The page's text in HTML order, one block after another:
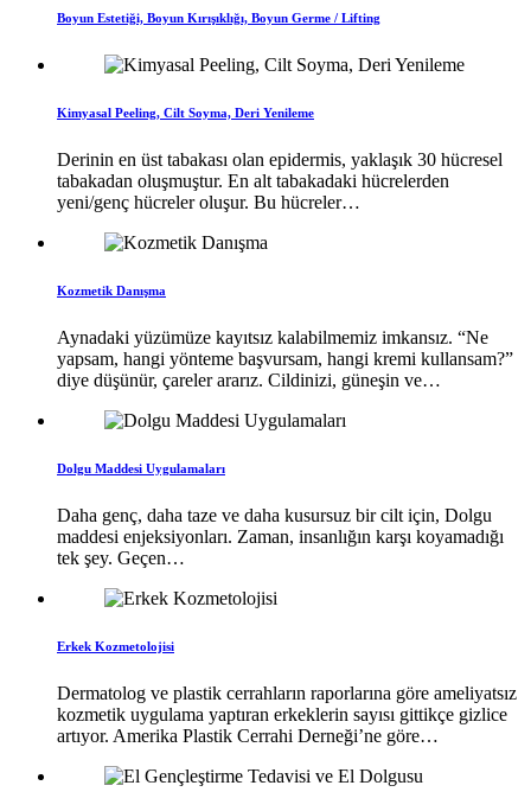
Boyun Estetiği, Boyun Kırışıklığı, Boyun Germe / Lifting
Kimyasal Peeling, Cilt Soyma, Deri Yenileme
Derinin en üst tabakası olan epidermis, yaklaşık 30 hücresel
tabakadan oluşmuştur. En alt tabakadaki hücrelerden
yeni/genç hücreler oluşur. Bu hücreler…
Kozmetik Danışma
Aynadaki yüzümüze kayıtsız kalabilmemiz imkansız. “Ne
yapsam, hangi yönteme başvursam, hangi kremi kullansam?”
diye düşünür, çareler ararız. Cildinizi, güneşin ve…
Dolgu Maddesi Uygulamaları
Daha genç, daha taze ve daha kusursuz bir cilt için, Dolgu
maddesi enjeksiyonları. Zaman, insanlığın karşı koyamadığı
tek şey. Geçen…
Erkek Kozmetolojisi
Dermatolog ve plastik cerrahların raporlarına göre ameliyatsız
kozmetik uygulama yaptıran erkeklerin sayısı gittikçe gizlice
artıyor. Amerika Plastik Cerrahi Derneği’ne göre…